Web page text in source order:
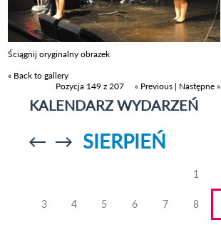
Ściągnij oryginalny obrazek
« Back to gallery
Pozycja 149 z 207
« Previous | Następne »
KALENDARZ WYDARZEŃ
Przejdź doPrzejdź do
SIERPIEŃ
1
3 4 5 6 7 8